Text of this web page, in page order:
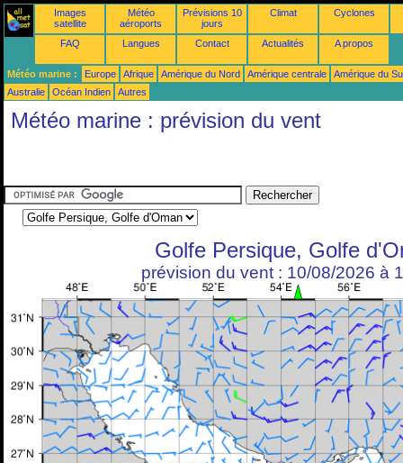
Images
satellite
Météo
aéroports
Prévisions 10
jours
Climat Cyclones
FAQ Langues Contact Actualités A propos
Météo marine : Europe Afrique Amérique du Nord Amérique centrale
Amérique du
Australie
Océan Indien Autres
Météo marine : prévision du vent
Golfe Persique, Golfe
prévision du vent : 10/08/2026 à